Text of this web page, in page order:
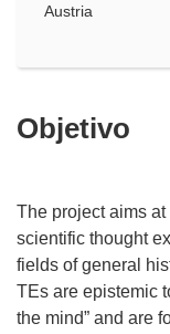
Austria
Objetivo
The project aims
scientific thought
fields of general
TEs are epistemic
the mind” and are